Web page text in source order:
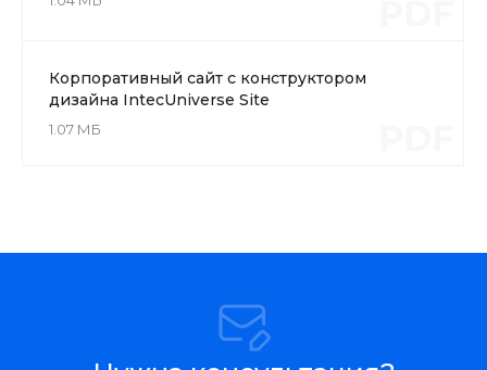
Корпоративный сайт с конструктором
дизайна IntecUniverse Site
1.07 МБ